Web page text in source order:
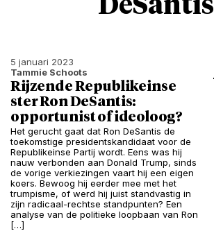
DeSantis
5 januari 2023
Tammie Schoots
Rijzende Republikeinse
ster Ron DeSantis:
opportunist of ideoloog?
Het gerucht gaat dat Ron DeSantis de
toekomstige presidentskandidaat voor de
Republikeinse Partij wordt. Eens was hij
nauw verbonden aan Donald Trump, sinds
de vorige verkiezingen vaart hij een eigen
koers. Bewoog hij eerder mee met het
trumpisme, of werd hij juist standvastig in
zijn radicaal-rechtse standpunten? Een
analyse van de politieke loopbaan van Ron
[…]